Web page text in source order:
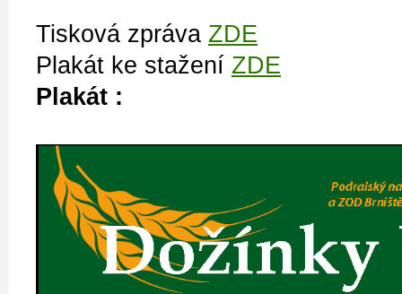
Tisková zpráva ZDE
Plakát ke stažení ZDE
Plakát :